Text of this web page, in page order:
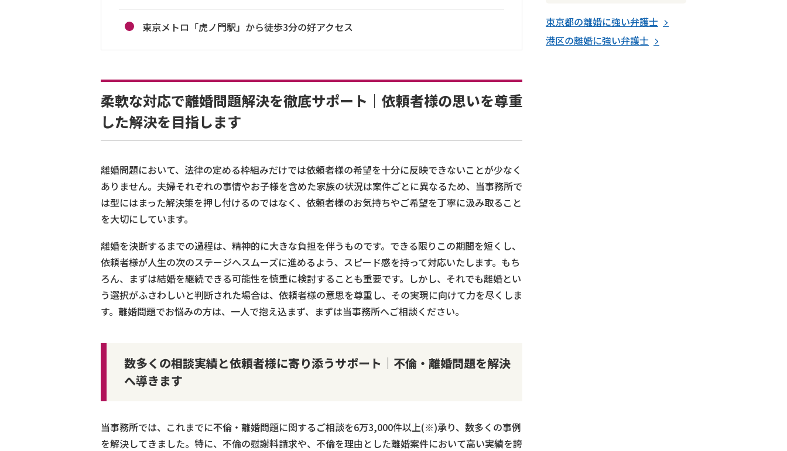
東京メトロ「虎ノ門駅」から徒歩3分の好アクセス
柔軟な対応で離婚問題解決を徹底サポート｜依頼者様の思いを尊重
した解決を目指します
離婚問題において、法律の定める枠組みだけでは依頼者様の希望を十分に反映できないことが少なく
ありません。夫婦それぞれの事情やお子様を含めた家族の状況は案件ごとに異なるため、当事務所で
は型にはまった解決策を押し付けるのではなく、依頼者様のお気持ちやご希望を丁寧に汲み取ること
を大切にしています。
離婚を決断するまでの過程は、精神的に大きな負担を伴うものです。できる限りこの期間を短くし、
依頼者様が人生の次のステージへスムーズに進めるよう、スピード感を持って対応いたします。もち
ろん、まずは結婚を継続できる可能性を慎重に検討することも重要です。しかし、それでも離婚とい
う選択がふさわしいと判断された場合は、依頼者様の意思を尊重し、その実現に向けて力を尽くしま
す。離婚問題でお悩みの方は、一人で抱え込まず、まずは当事務所へご相談ください。
数多くの相談実績と依頼者様に寄り添うサポート｜不倫・離婚問題を解決
へ導きます
当事務所では、これまでに不倫・離婚問題に関するご相談を6万3,000件以上(※)承り、数多くの事例
を解決してきました。特に、不倫の慰謝料請求や、不倫を理由とした離婚案件において高い実績を誇
東京都の離婚に強い弁護士
港区の離婚に強い弁護士